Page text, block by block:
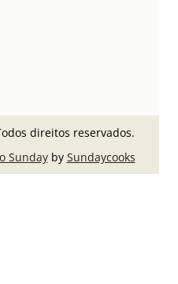
direitos reservados.
Sundayby Sundaycooks